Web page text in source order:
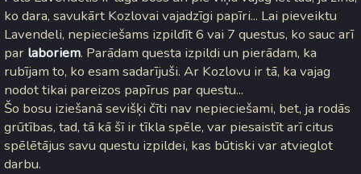
ko dara, savukārt Kozlovai vajadzīgi papīri... Lai pieveiktu
Lavendeli, nepieciešams izpildīt 6 vai 7 questus, ko sauc arī
par laboriem. Parādam questa izpildi un pierādam, ka
rubījam to, ko esam sadarījuši. Ar Kozlovu ir tā, ka vajag
nodot tikai pareizos papīrus par questu...
Šo bosu iziešanā sevišķi čīti nav nepieciešami, bet, ja rodās
grūtības, tad, tā kā šī ir tīkla spēle, var piesaistīt arī citus
spēlētājus savu questu izpildei, kas būtiski var atvieglot
darbu.